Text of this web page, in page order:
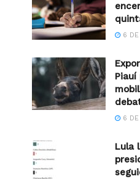
6 DE
Piauí
6 DE
Lula